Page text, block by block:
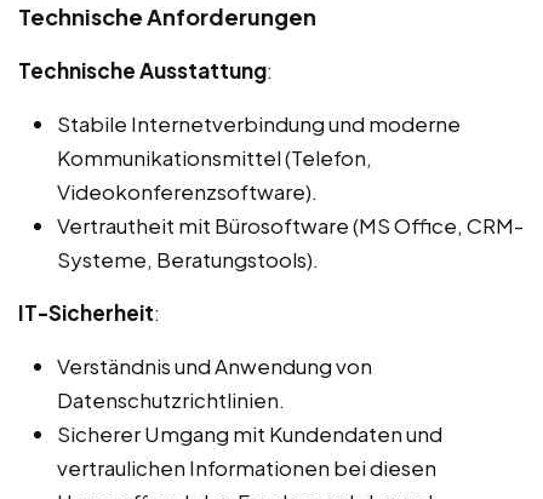
Technische Anforderungen
Technische Ausstattung:
Stabile Internetverbindung und moderne
Kommunikationsmittel (Telefon,
Videokonferenzsoftware).
Vertrautheit mit Bürosoftware (MS Office, CRM-
Systeme, Beratungstools).
IT-Sicherheit:
Verständnis und Anwendung von
Datenschutzrichtlinien.
Sicherer Umgang mit Kundendaten und
vertraulichen Informationen bei diesen